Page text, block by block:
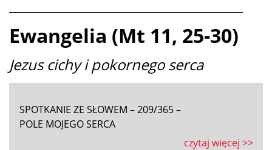
Ewangelia (Mt 11, 25-30)
Jezus cichy i pokornego serca
SPOTKANIE ZE SŁOWEM – 209/365 –
POLE MOJEGO SERCA
czytaj więcej >>